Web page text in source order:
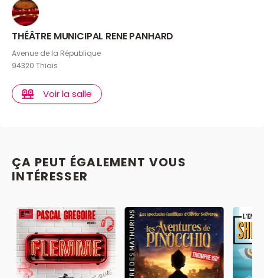
THÉÂTRE MUNICIPAL RENE PANHARD
Avenue de la République
94320 Thiais
Voir la salle
ÇA PEUT ÉGALEMENT VOUS
INTÉRESSER